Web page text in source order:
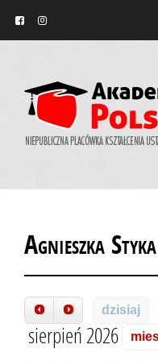
Agnieszka
dzisiaj
sierpień 2026